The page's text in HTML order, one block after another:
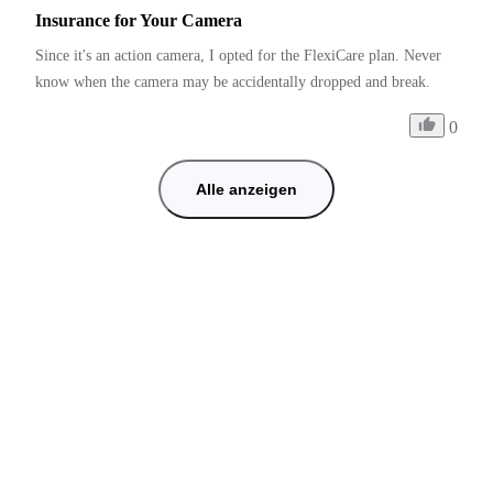
Insurance for Your Camera
Since it's an action camera, I opted for the FlexiCare plan. Never
know when the camera may be accidentally dropped and break.
0
Alle anzeigen